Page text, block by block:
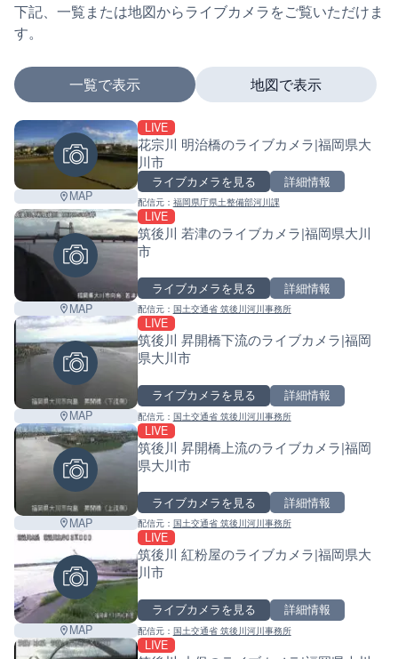
下記、一覧または地図からライブカメラをご覧いただけま
す。
一覧で表示
MAP
LIVE
花宗川 明治橋のライブカメラ|福岡県大
川市
ライブカメラを見る 詳細情報
配信元： 福岡県庁県土整備部河川課
MAP
LIVE
筑後川 若津のライブカメラ|福岡県大川
市
ライブカメラを見る 詳細情報
配信元： 国土交通省 筑後川河川事務所
MAP
LIVE
筑後川 昇開橋下流のライブカメラ|福岡
県大川市
ライブカメラを見る 詳細情報
配信元： 国土交通省 筑後川河川事務所
MAP
LIVE
筑後川 昇開橋上流のライブカメラ|福岡
県大川市
ライブカメラを見る 詳細情報
配信元： 国土交通省 筑後川河川事務所
MAP
LIVE
筑後川 紅粉屋のライブカメラ|福岡県大
川市
ライブカメラを見る 詳細情報
配信元： 国土交通省 筑後川河川事務所
LIVE
地図で表示
+
−
マーカーをタップするとライブカメラの詳細が表示さ